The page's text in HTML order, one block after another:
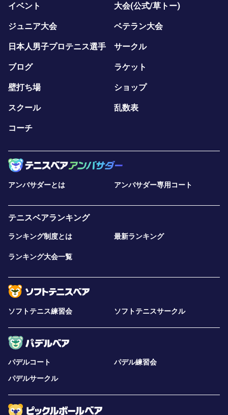
イベント 大会(公式/草トー)
ジュニア大会 ベテラン大会
日本人男子プロテニス選手 サークル
ブログ ラケット
壁打ち場 ショップ
スクール 乱数表
コーチ
アンバサダーとは アンバサダー専用コート
テニスベアランキング
ランキング制度とは 最新ランキング
ランキング大会一覧
ソフトテニス練習会 ソフトテニスサークル
パデルコート
パデル練習会
パデルサークル